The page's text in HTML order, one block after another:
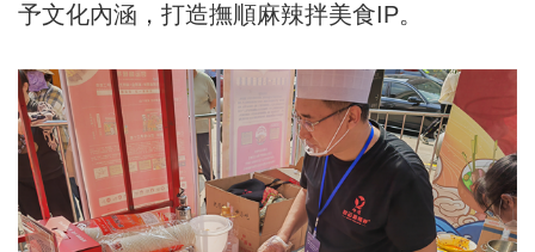
予文化內涵，打造撫順麻辣拌美食IP。